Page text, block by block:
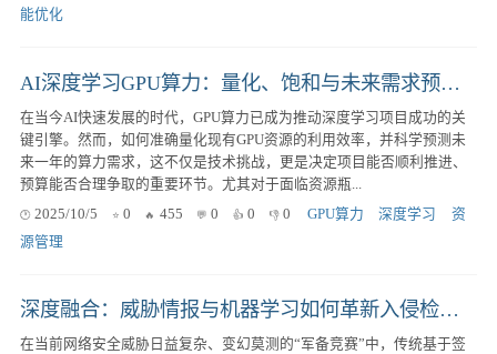
能优化
AI深度学习GPU算力：量化、饱和与未来需求预测实战
在当今AI快速发展的时代，GPU算力已成为推动深度学习项目成功的关
键引擎。然而，如何准确量化现有GPU资源的利用效率，并科学预测未
来一年的算力需求，这不仅是技术挑战，更是决定项目能否顺利推进、
预算能否合理争取的重要环节。尤其对于面临资源瓶...
2025/10/5
0 455 0 0 0 GPU算力 深度学习
资
源管理
深度融合：威胁情报与机器学习如何革新入侵检测系统，精准识别未知恶意软件
在当前网络安全威胁日益复杂、变幻莫测的“军备竞赛”中，传统基于签